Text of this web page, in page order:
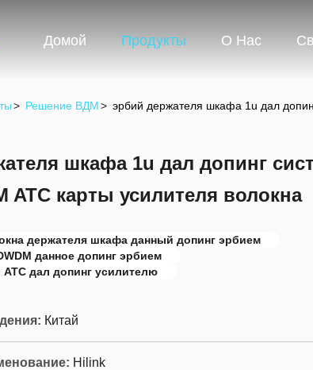
Домой Продукты О Нас
> Решение ВДМ> эрбий держателя шкафа 1u дал
шкафа 1u дал допинг
ATC карты усилителя волокна
держателя шкафа данный допинг эрбием
данное допинг эрбием
дал допинг усилителю
Китай
Hilink